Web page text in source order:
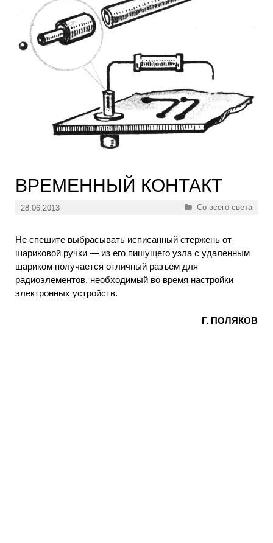
ВРЕМЕННЫЙ КОНТАКТ
28.06.2013 Рубрики
Со всего света
Не спешите выбрасывать исписанный стержень от
шариковой ручки — из его пишущего узла с удаленным
шариком получается отличный разъем для
радиоэлементов, необходимый во время настройки
электронных устройств.
Г. ПОЛЯКОВ